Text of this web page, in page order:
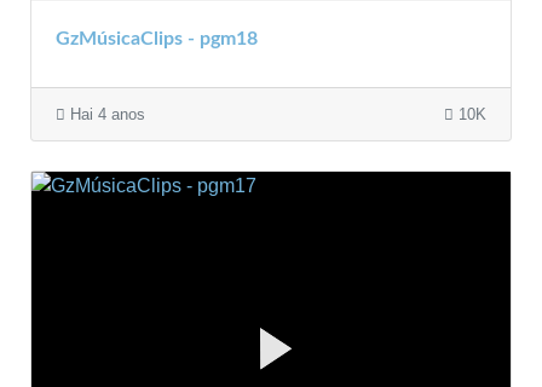
GzMúsicaClips - pgm18
Hai 4 anos 10K